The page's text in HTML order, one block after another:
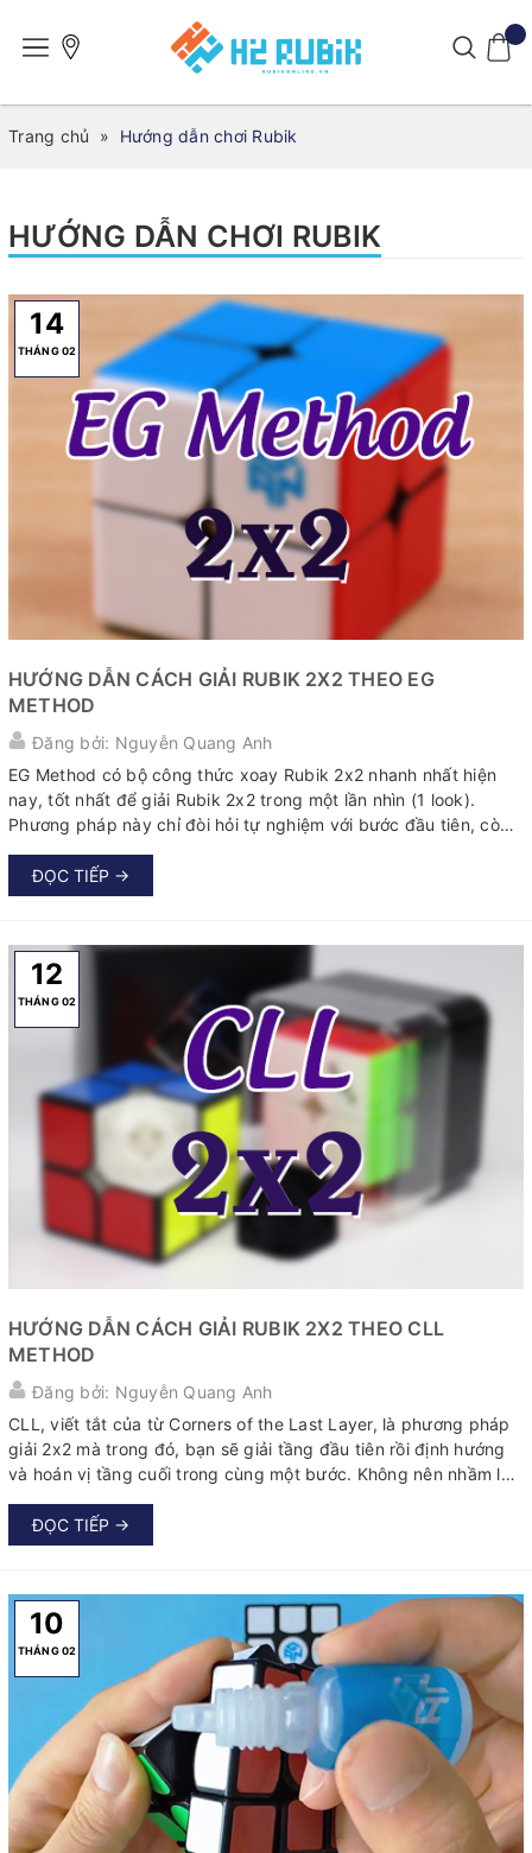
Trang chủ » Hướng dẫn chơi Rubik
HƯỚNG DẪN CHƠI RUBIK
14
THÁNG 02
HƯỚNG DẪN CÁCH GIẢI RUBIK 2X2 THEO EG
METHOD
Đăng bởi: Nguyễn Quang Anh
EG Method có bộ công thức xoay Rubik 2x2 nhanh nhất hiện
nay, tốt nhất để giải Rubik 2x2 trong một lần nhìn (1 look).
Phương pháp này chỉ đòi hỏi tự nghiệm với bước đầu tiên, còn
ĐỌC TIẾP →
12
THÁNG 02
HƯỚNG DẪN CÁCH GIẢI RUBIK 2X2 THEO CLL
METHOD
Đăng bởi: Nguyễn Quang Anh
CLL, viết tắt của từ Corners of the Last Layer, là phương pháp
giải 2x2 mà trong đó, bạn sẽ giải tầng đầu tiên rồi định hướng
và hoán vị tầng cuối trong cùng một bước. Không nên nhầm lẫn
và hoán vị góc mà không làm hỏng các cạnh)...
ĐỌC TIẾP →
10
THÁNG 02